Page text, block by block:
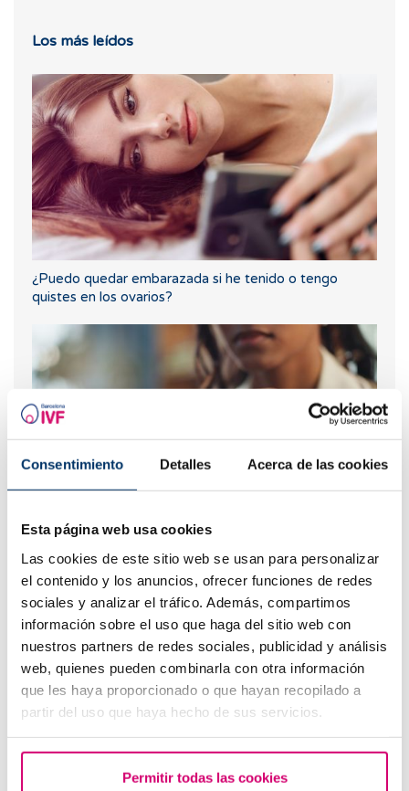
Consentimiento Detalles Acerca de las cookies
Esta página web usa cookies
Las cookies de este sitio web se usan para personalizar
el contenido y los anuncios, ofrecer funciones de redes
sociales y analizar el tráfico. Además, compartimos
información sobre el uso que haga del sitio web con
nuestros partners de redes sociales, publicidad y análisis
web, quienes pueden combinarla con otra información
que les haya proporcionado o que hayan recopilado a
partir del uso que haya hecho de sus servicios.
Permitir todas las cookies
Los más leídos
¿Puedo quedar embarazada si he tenido o tengo
quistes en los ovarios?
¿Qué hacer si hay retraso menstrual con un test de
Cuando hacer un test de embarazo tras una FIV